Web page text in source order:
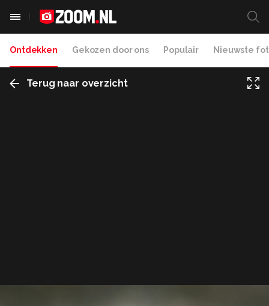
Ontdekken Gekozen door ons Populair Nieuwste
Terug naar overzicht